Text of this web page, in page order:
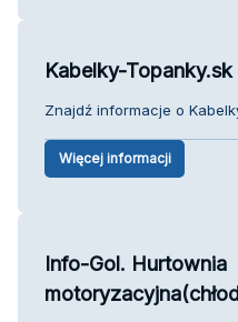
Kabelky-Topanky.sk
Znajdź informacje o
Więcej informacji
Info-Gol. Hurtownia